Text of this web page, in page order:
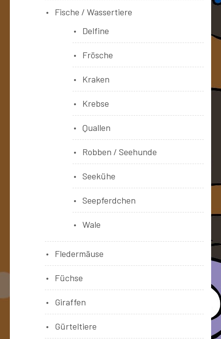
Fische / Wassertiere
Delfine
Frösche
Kraken
Krebse
Quallen
Robben / Seehunde
Seekühe
Seepferdchen
Wale
Fledermäuse
Füchse
Giraffen
Gürteltiere